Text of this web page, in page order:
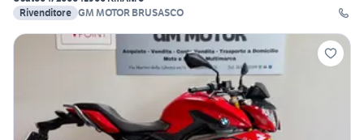
Rivenditore GM MOTOR BRUSASCO